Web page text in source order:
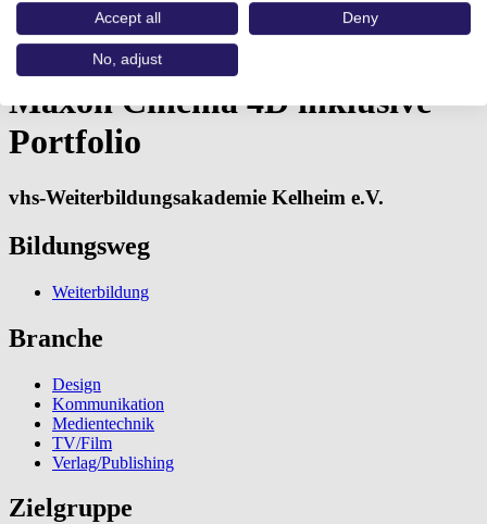
Fachkraft 3D-Design:
Produktvisualisierung in
Maxon Cinema 4D inklusive
Portfolio
vhs-Weiterbildungsakademie Kelheim e.V.
Bildungsweg
Weiterbildung
Branche
Design
Kommunikation
Medientechnik
TV/Film
Verlag/Publishing
Zielgruppe
Accept all Deny
No, adjust